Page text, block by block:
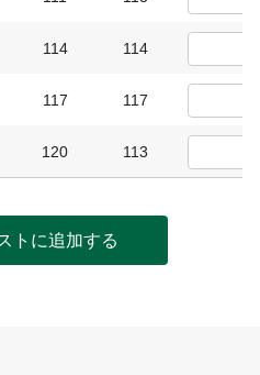
114 114
117 117
120 113
トに追加する